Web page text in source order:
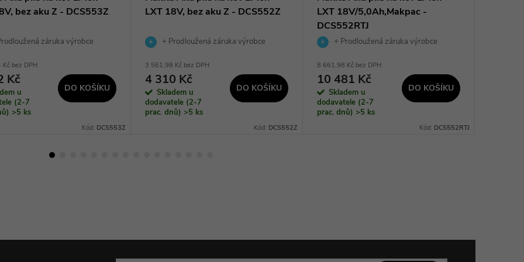
bez aku Z - DCS553Z
záruka výrobce
bez DPH
Kč
u
(2-7
>5 ks
DO KOŠÍKU
Kód: DCS553Z
LXT 18V, bez aku Z - DCS552Z
+ Prodloužená záruka výrobce
3 561,98 Kč bez DPH
4 310 Kč
Skladem u
dodavatele (2-7
prac. dnů) >5 ks
DO KOŠÍKU
Kód: DCS552Z
LXT 18V/5,0Ah,Makpac -
DCS552RTJ
+ Prodloužená záruka výrobce
8 661,98 Kč bez DPH
10 481 Kč
Skladem u
dodavatele (2-7
prac. dnů) >5 ks
DO KOŠÍKU
Kód: DCS552RTJ